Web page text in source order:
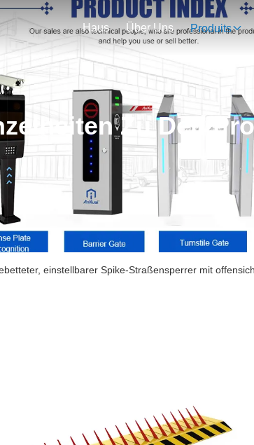
Haus Über Uns Produits
Zu Den
einstellbarer Spike-Straßensperrer mit